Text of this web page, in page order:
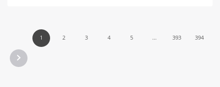
1 2 3 4 5 ... 393 394